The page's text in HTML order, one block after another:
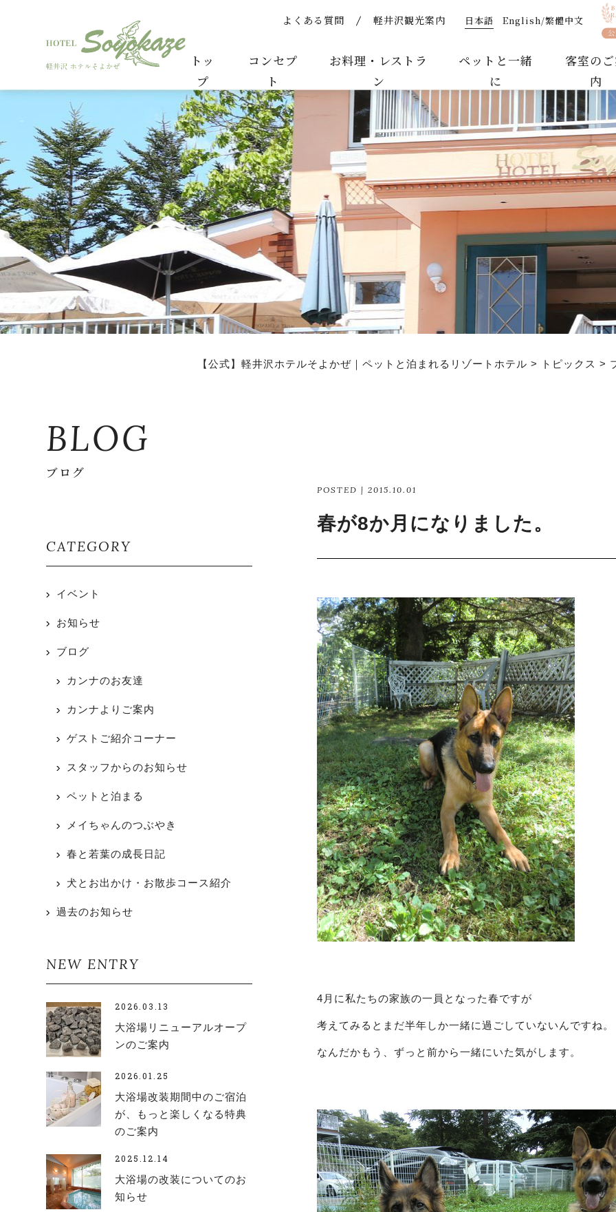
春が8か月になりました。 | 春と若葉の成長日記 | 【公式】軽井沢ホテルそよかぜ｜ペットと泊まれるリゾー
よくある質問 軽井沢観光案内 日本語 English/繁體中文
トッ
プ
コンセプ
ト
お料理・レストラ
ン
ペットと一緒
に
客室の
内
【公式】軽井沢ホテルそよかぜ｜ペットと泊まれるリゾートホテル > トピックス >
BLOG
ブログ
POSTED | 2015.10.01
春が8か月になりました。
4月に私たちの家族の一員となった春ですが
考えてみるとまだ半年しか一緒に過ごしていないんですね。
なんだかもう、ずっと前から一緒にいた気がします。
CATEGORY
イベント
お知らせ
ブログ
カンナのお友達
カンナよりご案内
ゲストご紹介コーナー
スタッフからのお知らせ
ペットと泊まる
メイちゃんのつぶやき
春と若葉の成長日記
犬とお出かけ・お散歩コース紹介
過去のお知らせ
NEW ENTRY
2026.03.13
大浴場リニューアルオープ
ンのご案内
2026.01.25
大浴場改装期間中のご宿泊
が、もっと楽しくなる特典
のご案内
2025.12.14
大浴場の改装についてのお
知らせ